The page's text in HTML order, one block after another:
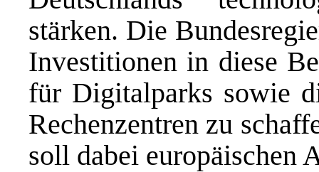
stärken. Die
Investitionen in diese
für Digitalparks sowie
Rechenzentren zu
soll dabei europäischen